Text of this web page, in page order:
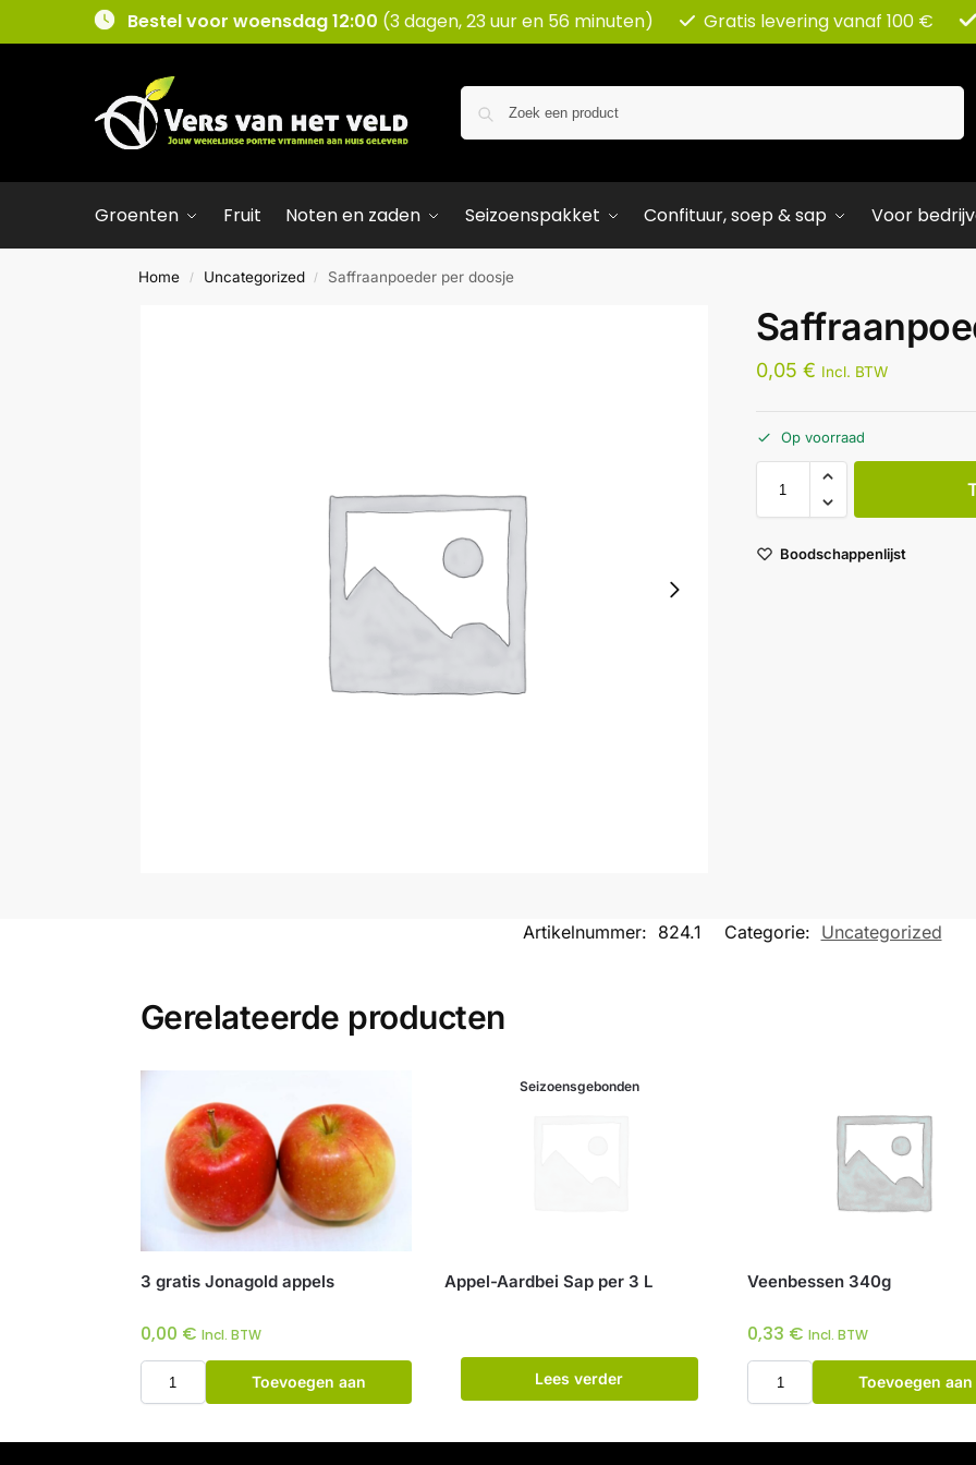
Bestel voor woensdag 12:00 (3 dagen, 23 uur en 56 minuten) Gratis levering vanaf 100 €
Groenten Fruit Noten en zaden Seizoenspakket Confituur, soep & sap Voor
Home / Uncategorized / Saffraanpoeder per doosje
0,05 € Incl. BTW
Op voorraad
Boodschappenlijst
Artikelnummer: 824.1 Categorie: Uncategorized
Gerelateerde producten
3 gratis Jonagold appels
0,00 € Incl. BTW
Toevoegen aan
Seizoensgebonden
Appel-Aardbei Sap per 3 L
Lees verder
Veenbessen 340g
0,33 € Incl. BTW
Toevoegen aan